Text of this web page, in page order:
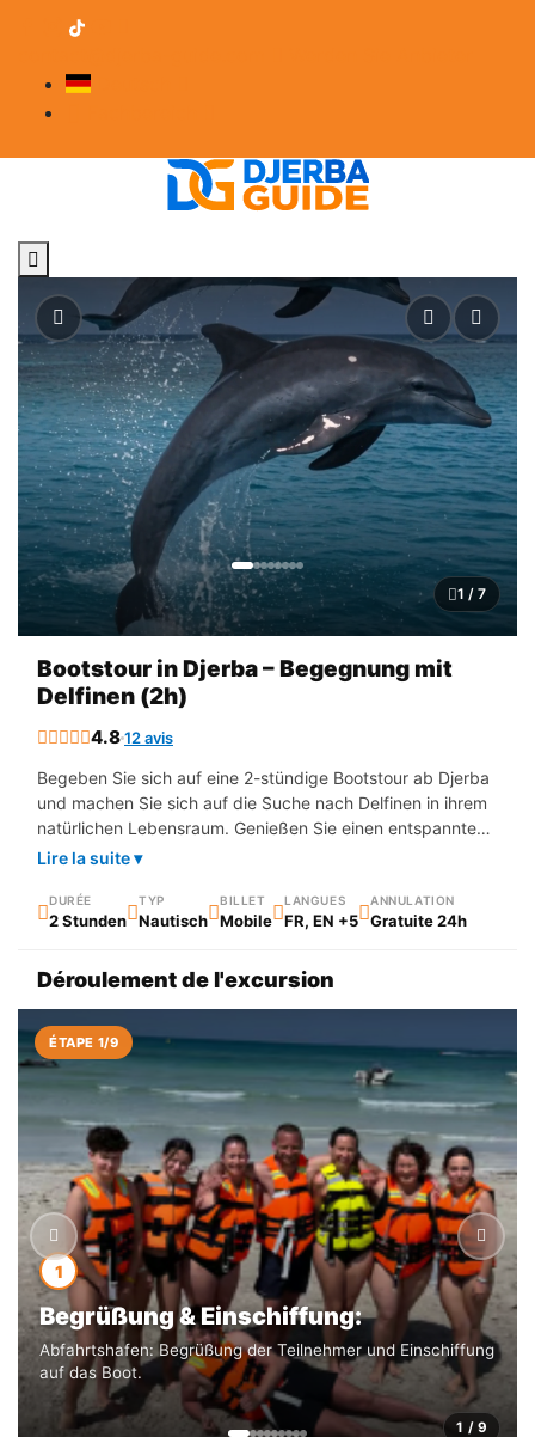
1 / 7
Bootstour in Djerba – Begegnung mit
Delfinen (2h)
4.812 avis
Begeben Sie sich auf eine 2-stündige Bootstour ab Djerba
und machen Sie sich auf die Suche nach Delfinen in ihrem
natürlichen Lebensraum. Genießen Sie einen entspannten
Moment auf dem Meer, mit beruhigenden
die Möglichkeit, diese großartigen Tiere beim freien Spiel
zu beobachten. Ein authentisches und unvergessliches
Lire la suite ▾
DURÉE
2 Stunden
TYP
Nautisch
BILLET
Mobile
LANGUES
FR, EN +5
ANNULATION
Gratuite 24h
Déroulement de l'excursion
ÉTAPE 1/9
1
Begrüßung & Einschiffung:
Abfahrtshafen: Begrüßung der Teilnehmer und Einschiffung
auf das Boot.
1 / 9